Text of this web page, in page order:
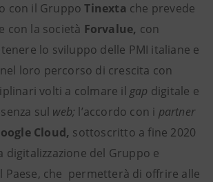
con il GruppoTinexta che prevede
con la società Forvalue, con
lo sviluppo delle PMI italiane e
loro percorso di crescita con
volti a colmare il gap digitale e
sul web; l’accordo con i partner
Cloud, sottoscritto a fine 2020
digitalizzazione del Gruppo e
Paese, che permetterà di offrire alle